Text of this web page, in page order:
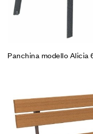
Panchina modello Alicia